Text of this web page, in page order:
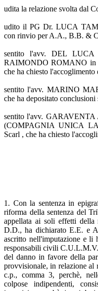
udita la relazione svolta dal
udito il PG Dr. LUCA
con rinvio per A.A., B.B. &
sentito l'avv. DEL LUCA
RAIMONDO ROMANO in
che ha chiesto l'accoglimento
sentito l'avv. MARINO
che ha depositato conclusioni
sentito l'avv.
(COMPAGNIA UNICA
Scarl , che ha chiesto
1. Con la sentenza in
riforma della sentenza del
appellata ai soli effetti della
D.D., ha dichiarato E.E. e
ascritto nell'imputazione e li
responsabili civili
del danno in favore della
provvisionale, in relazione al
c.p., comma 3, perchè,
colpose indipendenti,